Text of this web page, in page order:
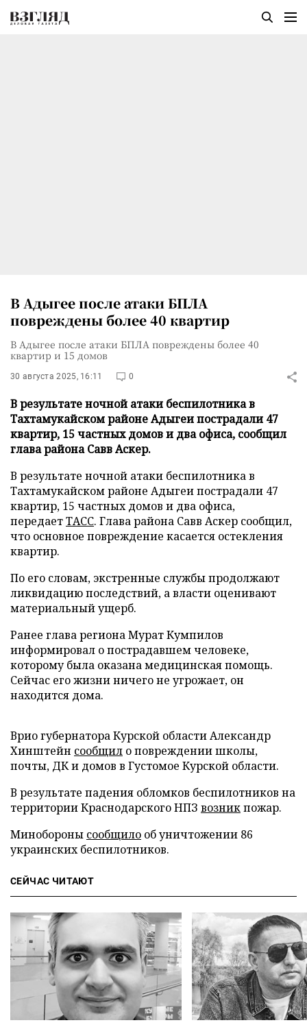
В Адыгее после атаки БПЛА
повреждены более 40 квартир
В Адыгее после атаки БПЛА повреждены более 40
квартир и 15 домов
30 августа 2025, 16:11 0
В результате ночной атаки беспилотника в
Тахтамукайском районе Адыгеи пострадали 47
квартир, 15 частных домов и два офиса, сообщил
глава района Савв Аскер.
В результате ночной атаки беспилотника в
Тахтамукайском районе Адыгеи пострадали 47
квартир, 15 частных домов и два офиса,
передаетТАСС. Глава района Савв Аскер сообщил,
что основное повреждение касается остекления
квартир.
По его словам, экстренные службы продолжают
ликвидацию последствий, а власти оценивают
материальный ущерб.
Ранее глава региона Мурат Кумпилов
информировал о пострадавшем человеке,
которому была оказана медицинская помощь.
Сейчас его жизни ничего не угрожает, он
находится дома.
Врио губернатора Курской области Александр
Хинштейн сообщил о повреждении школы,
почты, ДК и домов в Густомое Курской области.
В результате падения обломков беспилотников на
территории Краснодарского НПЗ возникпожар.
Минобороны сообщило об уничтожении 86
украинских беспилотников.
СЕЙЧАС ЧИТАЮТ